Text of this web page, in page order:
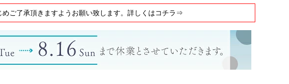
ご了承頂きますようお願い致します。詳しくはコチラ⇒